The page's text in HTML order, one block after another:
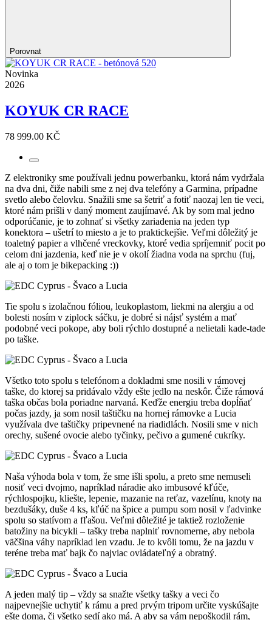
Porovnat
Novinka
2026
KOYUK CR RACE
78 999.00 KČ
Z elektroniky sme používali jednu powerbanku, ktorá nám vydržala
na dva dni, čiže nabili sme z nej dva telefóny a Garmina, prípadne
svetlo alebo čelovku. Snažili sme sa šetriť a fotiť naozaj len tie veci,
ktoré nám prišli v daný moment zaujímavé. Ak by som mal jedno
odporúčanie, je to zohnať si všetky zariadenia na jeden typ
konektora – ušetrí to miesto a je to praktickejšie. Veľmi dôležitý je
toaletný papier a vlhčené vreckovky, ktoré vedia spríjemniť pocit po
celom dni jazdenia, keď nie je v okolí žiadna voda na sprchu (fuj,
ale aj o tom je bikepacking :))
Tie spolu s izolačnou fóliou, leukoplastom, liekmi na alergiu a od
bolesti nosím v ziplock sáčku, je dobré si nájsť systém a mať
podobné veci pokope, aby boli rýchlo dostupné a nelietali kade-tade
po taške.
Všetko toto spolu s telefónom a dokladmi sme nosili v rámovej
taške, do ktorej sa pridávalo vždy ešte jedlo na neskôr. Čiže rámová
taška občas bola poriadne narvaná. Keďže energiu treba dopĺňať
počas jazdy, ja som nosil taštičku na hornej rámovke a Lucia
využívala dve taštičky pripevnené na riadidlách. Nosili sme v nich
orechy, sušené ovocie alebo tyčinky, pečivo a gumené cukríky.
Naša výhoda bola v tom, že sme išli spolu, a preto sme nemuseli
nosiť veci dvojmo, napríklad náradie ako imbusové kľúče,
rýchlospojku, kliešte, lepenie, mazanie na reťaz, vazelínu, knoty na
bezdušáky, duše 4 ks, kľúč na špice a pumpu som nosil v ľadvinke
spolu so statívom a fľašou. Veľmi dôležité je taktiež rozloženie
batožiny na bicykli – tašky treba naplniť rovnomerne, aby nebola
väčšina váhy napríklad len vzadu. Je to kvôli tomu, že na jazdu v
teréne treba mať bajk čo najviac ovládateľný a obratný.
A jeden malý tip – vždy sa snažte všetky tašky a veci čo
najpevnejšie uchytiť k rámu a pred prvým tripom určite vyskúšajte
ešte doma, či všetko sedí ako má. A aby sa vám nepoškodil rám,